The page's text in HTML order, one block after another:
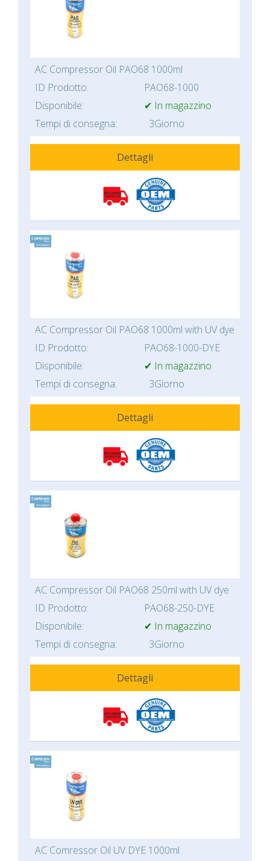
AC Compressor Oil PAO68 1000ml
ID Prodotto:
PAO68-1000
Disponibile:
✔ In magazzino
Tempi di consegna:
3Giorno
Dettagli
AC Compressor Oil PAO68 1000ml with UV dye
ID Prodotto:
PAO68-1000-DYE
Disponibile:
✔ In magazzino
Tempi di consegna:
3Giorno
Dettagli
AC Compressor Oil PAO68 250ml with UV dye
ID Prodotto:
PAO68-250-DYE
Disponibile:
✔ In magazzino
Tempi di consegna:
3Giorno
Dettagli
AC Comressor Oil UV DYE 1000ml